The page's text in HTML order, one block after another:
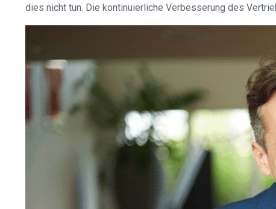
dies nicht tun. Die kontinuierliche Verbesserung des